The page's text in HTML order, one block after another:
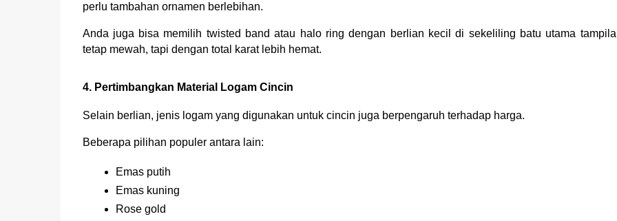
perlu tambahan ornamen berlebihan.
Anda juga bisa memilih twisted band atau halo ring dengan berlian kecil di sekeliling batu utama
tetap mewah, tapi dengan total karat lebih hemat.
4. Pertimbangkan Material Logam Cincin
Selain berlian, jenis logam yang digunakan untuk cincin juga berpengaruh terhadap harga.
Beberapa pilihan populer antara lain:
Emas putih
Emas kuning
Rose gold